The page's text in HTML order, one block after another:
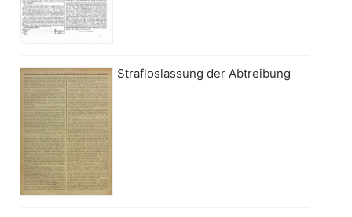
Strafloslassung der Abtreibung